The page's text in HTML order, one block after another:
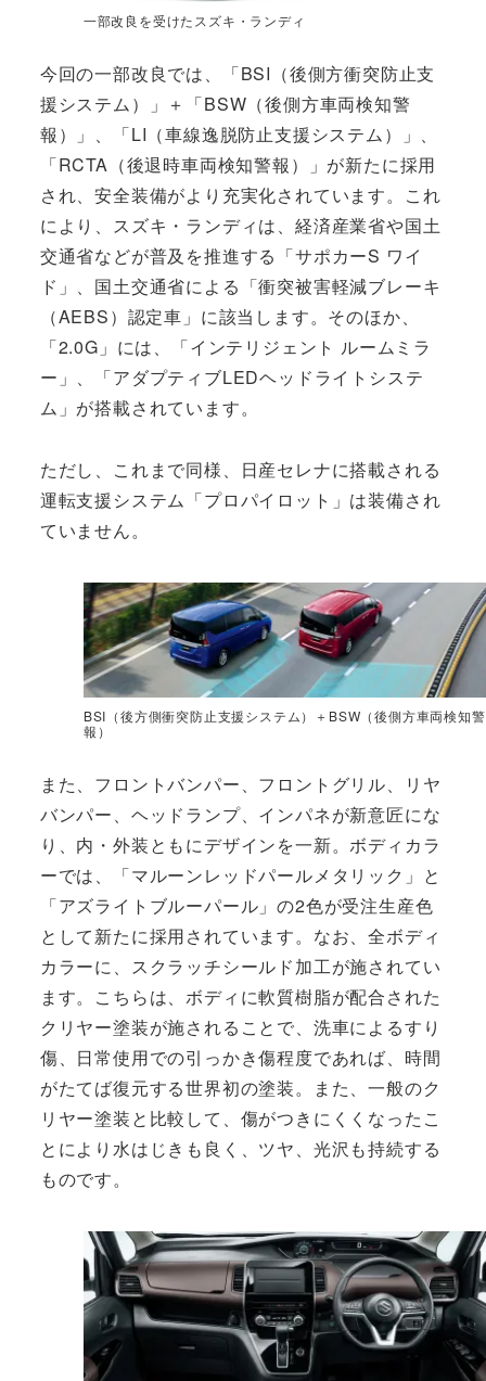
一部改良を受けたスズキ・ランディ
今回の一部改良では、「BSI（後側方衝突防止支
援システム）」＋「BSW（後側方車両検知警
報）」、「LI（車線逸脱防止支援システム）」、
「RCTA（後退時車両検知警報）」が新たに採用
され、安全装備がより充実化されています。これ
により、スズキ・ランディは、経済産業省や国土
交通省などが普及を推進する「サポカーS ワイ
ド」、国土交通省による「衝突被害軽減ブレーキ
（AEBS）認定車」に該当します。そのほか、
「2.0G」には、「インテリジェント ルームミラ
ー」、「アダプティブLEDヘッドライトシステ
ム」が搭載されています。
ただし、これまで同様、日産セレナに搭載される
運転支援システム「プロパイロット」は装備され
ていません。
BSI（後方側衝突防止支援システム）＋BSW（後側方車両検知警
報）
また、フロントバンパー、フロントグリル、リヤ
バンパー、ヘッドランプ、インパネが新意匠にな
り、内・外装ともにデザインを一新。ボディカラ
ーでは、「マルーンレッドパールメタリック」と
「アズライトブルーパール」の2色が受注生産色
として新たに採用されています。なお、全ボディ
カラーに、スクラッチシールド加工が施されてい
ます。こちらは、ボディに軟質樹脂が配合された
クリヤー塗装が施されることで、洗車によるすり
傷、日常使用での引っかき傷程度であれば、時間
がたてば復元する世界初の塗装。また、一般のク
リヤー塗装と比較して、傷がつきにくくなったこ
とにより水はじきも良く、ツヤ、光沢も持続する
ものです。